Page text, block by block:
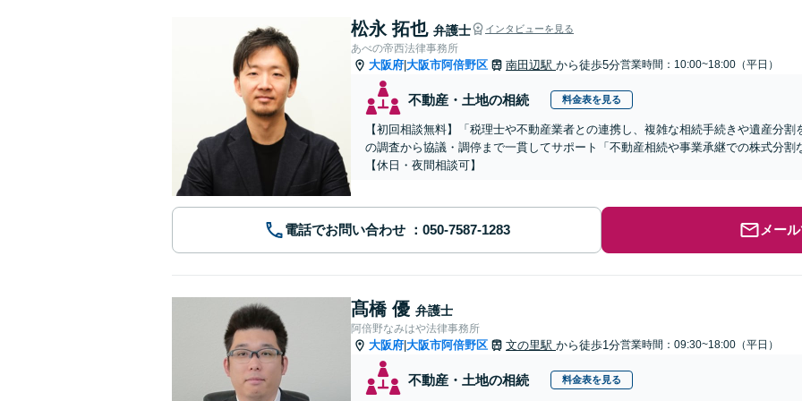
松永 拓也 弁護士 インタビューを見る
あべの帝西法律事務所
大阪府 大阪市阿倍野区 南田辺駅 から徒歩5分営業時間：10:00~18:00（平日）
不動産・土地の相続 料金表を見る
【初回相談無料】「税理士や不動産業者との連携し、複雑な相続手続きや遺産分
の調査から協議・調停まで一貫してサポート「不動産相続や事業承継での株式分
【休日・夜間相談可】
電話でお問い合わせ メー
髙橋 優 弁護士
阿倍野なみはや法律事務所
大阪府 大阪市阿倍野区 文の里駅 から徒歩1分営業時間：09:30~18:00（平日）
不動産・土地の相続 料金表を見る